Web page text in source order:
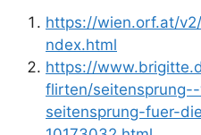
https://wien.orf.at/
ndex.html
https://
flirten/
seitensprung-fuer-